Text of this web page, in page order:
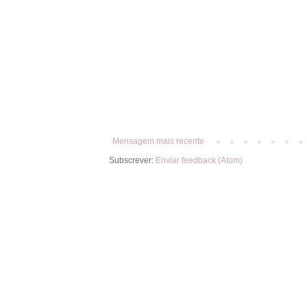
Mensagem mais recente
Subscrever: Enviar feedback (Atom)